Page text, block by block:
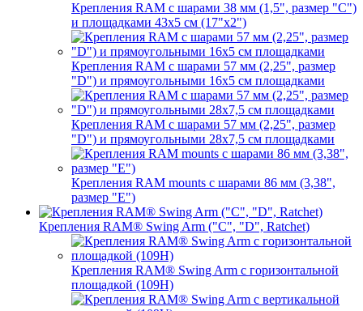
Крепления RAM с шарами 38 мм (1,5", размер "C")
и площадками 43х5 см (17"х2")
Крепления RAM с шарами 57 мм (2,25", размер
"D") и прямоугольными 16х5 см площадками
Крепления RAM с шарами 57 мм (2,25", размер
"D") и прямоугольными 28х7,5 см площадками
Крепления RAM mounts с шарами 86 мм (3,38",
размер "E")
Крепления RAM® Swing Arm ("C", "D", Ratchet)
Крепления RAM® Swing Arm с горизонтальной
площадкой (109H)